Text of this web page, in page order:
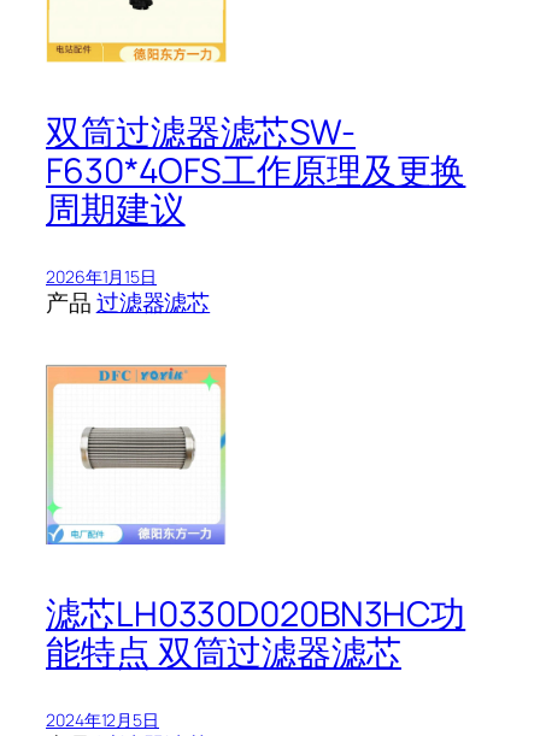
双筒过滤器滤芯SW-
F630*4OFS工作原理及更换
周期建议
2026年1月15日
产品过滤器滤芯
滤芯LH0330D020BN3HC功
能特点 双筒过滤器滤芯
2024年12月5日